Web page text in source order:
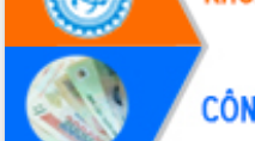
Định vị cà phê Việt Nam như một “di
sản sống” trong dòng chảy toàn cầu
Xây dựng nông thôn mới: Nâng cao đời
sống người dân từ những mô hình thiết
thực